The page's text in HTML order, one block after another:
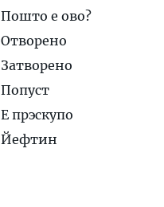
Пошто е ово?
Отворено
Затворено
Попуст
Е прэскупо
Йефтин